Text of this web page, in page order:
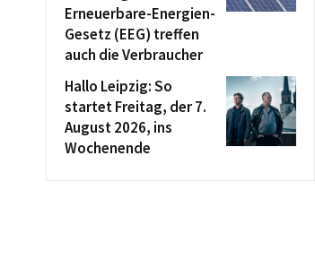
Erneuerbare-Energien-
Gesetz (EEG) treffen
auch die Verbraucher
Hallo Leipzig: So
startet Freitag, der 7.
August 2026, ins
Wochenende